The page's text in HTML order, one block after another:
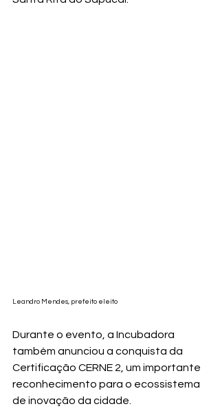
Leandro Mendes, prefeito eleito
Durante o evento, a Incubadora
também anunciou a conquista da
Certificação CERNE 2, um importante
reconhecimento para o ecossistema
de inovação da cidade.